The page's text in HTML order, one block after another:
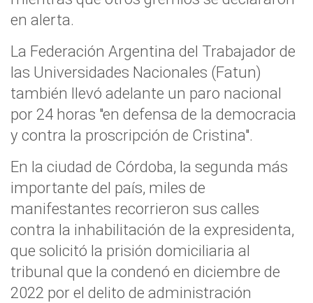
en alerta.
La Federación Argentina del Trabajador de
las Universidades Nacionales (Fatun)
también llevó adelante un paro nacional
por 24 horas "en defensa de la democracia
y contra la proscripción de Cristina".
En la ciudad de Córdoba, la segunda más
importante del país, miles de
manifestantes recorrieron sus calles
contra la inhabilitación de la expresidenta,
que solicitó la prisión domiciliaria al
tribunal que la condenó en diciembre de
2022 por el delito de administración